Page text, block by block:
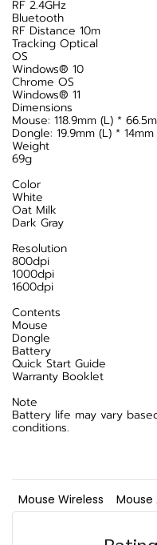
RF 2.4GHz
Bluetooth
RF Distance 10m
Tracking Optical
OS
Windows® 10
Chrome OS
Windows® 11
Dimensions
Mouse: 118.9mm (L) *
Dongle: 19.9mm (L) *
Weight
69g
Color
White
Oat Milk
Dark Gray
Resolution
800dpi
1000dpi
1600dpi
Contents
Mouse
Dongle
Battery
Quick Start Guide
Warranty Booklet
Note
Battery life may vary
conditions.
Mouse Wireless Mouse